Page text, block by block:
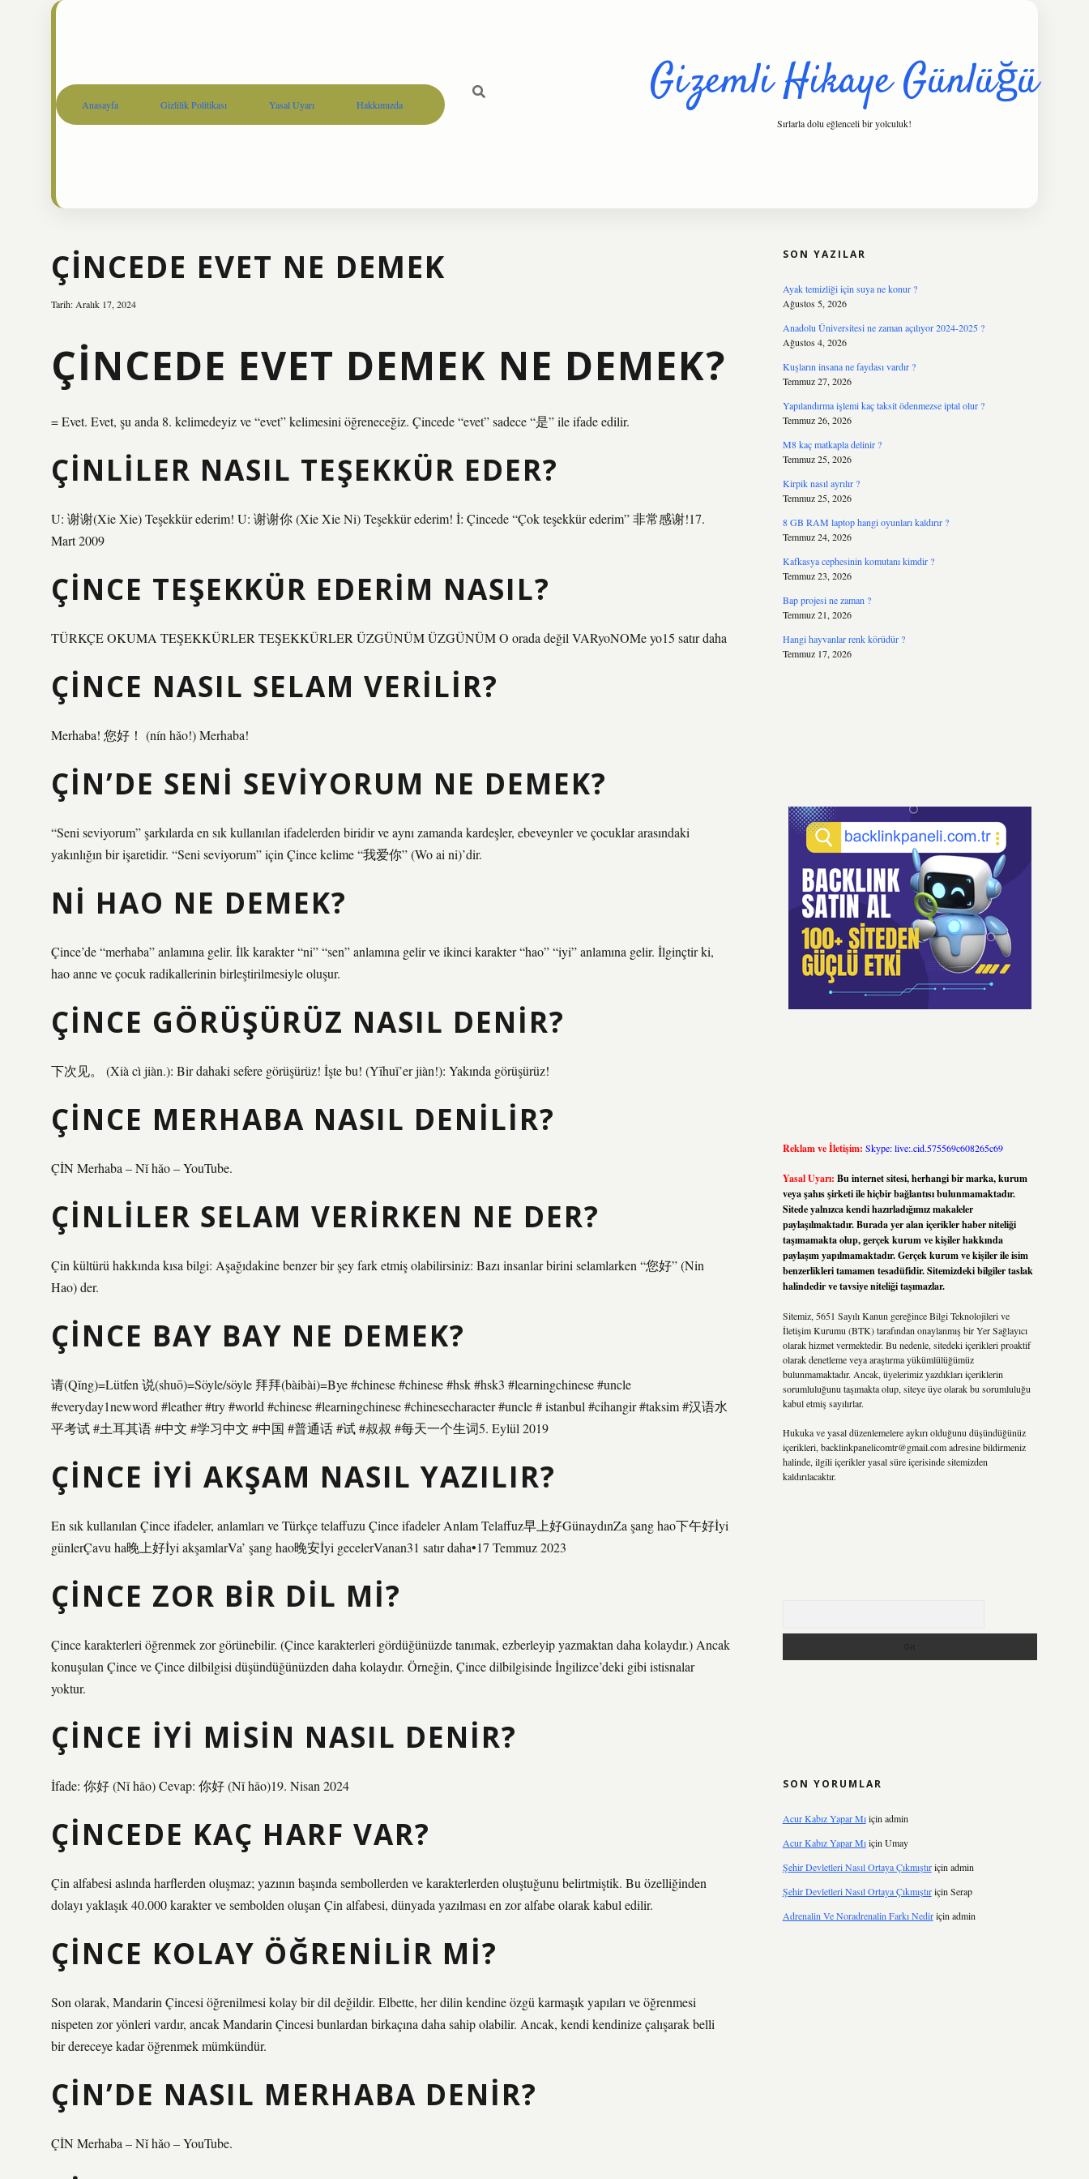
Anasayfa Gizlilik Politikası Yasal Uyarı Hakkımızda Gizemli Hikaye Günlüğü
Sırlarla dolu eğlenceli bir yolculuk!
ÇINCEDE EVET NE DEMEK
Tarih: Aralık 17, 2024
ÇINCEDE EVET DEMEK NE DEMEK?
= Evet. Evet, şu anda 8. kelimedeyiz ve “evet” kelimesini öğreneceğiz. Çincede “evet” sadece “是” ile ifade edilir.
ÇINLILER NASIL TEŞEKKÜR EDER?
U: 谢谢(Xie Xie) Teşekkür ederim! U: 谢谢你 (Xie Xie Ni) Teşekkür ederim! İ: Çincede “Çok teşekkür ederim” 非常感谢!17.
Mart 2009
ÇINCE TEŞEKKÜR EDERIM NASIL?
TÜRKÇE OKUMA TEŞEKKÜRLER TEŞEKKÜRLER ÜZGÜNÜM ÜZGÜNÜM O orada değil VARyoNOMe yo15 satır daha
ÇINCE NASIL SELAM VERILIR?
Merhaba! 您好！ (nín hǎo!) Merhaba!
ÇIN’DE SENI SEVIYORUM NE DEMEK?
“Seni seviyorum” şarkılarda en sık kullanılan ifadelerden biridir ve aynı zamanda kardeşler, ebeveynler ve çocuklar arasındaki
yakınlığın bir işaretidir. “Seni seviyorum” için Çince kelime “我爱你” (Wo ai ni)’dir.
NI HAO NE DEMEK?
Çince’de “merhaba” anlamına gelir. İlk karakter “ni” “sen” anlamına gelir ve ikinci karakter “hao” “iyi” anlamına gelir. İlginçtir ki,
hao anne ve çocuk radikallerinin birleştirilmesiyle oluşur.
ÇINCE GÖRÜŞÜRÜZ NASIL DENIR?
下次见。 (Xià cì jiàn.): Bir dahaki sefere görüşürüz! İşte bu! (Yīhuǐ’er jiàn!): Yakında görüşürüz!
ÇINCE MERHABA NASIL DENILIR?
ÇİN Merhaba – Nǐ hǎo – YouTube.
ÇINLILER SELAM VERIRKEN NE DER?
Çin kültürü hakkında kısa bilgi: Aşağıdakine benzer bir şey fark etmiş olabilirsiniz: Bazı insanlar birini selamlarken “您好” (Nin
Hao) der.
ÇINCE BAY BAY NE DEMEK?
请(Qǐng)=Lütfen 说(shuō)=Söyle/söyle 拜拜(bàibài)=Bye #chinese #chinese #hsk #hsk3 #learningchinese #uncle
#everyday1newword #leather #try #world #chinese #learningchinese #chinesecharacter #uncle # istanbul #cihangir #taksim #汉语水
平考试 #土耳其语 #中文 #学习中文 #中国 #普通话 #试 #叔叔 #每天一个生词5. Eylül 2019
ÇINCE IYI AKŞAM NASIL YAZILIR?
En sık kullanılan Çince ifadeler, anlamları ve Türkçe telaffuzu Çince ifadeler Anlam Telaffuz早上好GünaydınZa şang hao下午好İyi
günlerÇavu ha晚上好İyi akşamlarVa’ şang hao晚安İyi gecelerVanan31 satır daha•17 Temmuz 2023
ÇINCE ZOR BIR DIL MI?
Çince karakterleri öğrenmek zor görünebilir. (Çince karakterleri gördüğünüzde tanımak, ezberleyip yazmaktan daha kolaydır.) Ancak
konuşulan Çince ve Çince dilbilgisi düşündüğünüzden daha kolaydır. Örneğin, Çince dilbilgisinde İngilizce’deki gibi istisnalar
yoktur.
ÇINCE IYI MISIN NASIL DENIR?
İfade: 你好 (Nǐ hǎo) Cevap: 你好 (Nǐ hǎo)19. Nisan 2024
ÇINCEDE KAÇ HARF VAR?
Çin alfabesi aslında harflerden oluşmaz; yazının başında sembollerden ve karakterlerden oluştuğunu belirtmiştik. Bu özelliğinden
dolayı yaklaşık 40.000 karakter ve sembolden oluşan Çin alfabesi, dünyada yazılması en zor alfabe olarak kabul edilir.
ÇINCE KOLAY ÖĞRENILIR MI?
Son olarak, Mandarin Çincesi öğrenilmesi kolay bir dil değildir. Elbette, her dilin kendine özgü karmaşık yapıları ve öğrenmesi
nispeten zor yönleri vardır, ancak Mandarin Çincesi bunlardan birkaçına daha sahip olabilir. Ancak, kendi kendinize çalışarak belli
bir dereceye kadar öğrenmek mümkündür.
ÇIN’DE NASIL MERHABA DENIR?
ÇİN Merhaba – Nǐ hǎo – YouTube.
SON YAZILAR
Ayak temizliği için suya ne konur ?
Ağustos 5, 2026
Anadolu Üniversitesi ne zaman açılıyor 2024-2025 ?
Ağustos 4, 2026
Kuşların insana ne faydası vardır ?
Temmuz 27, 2026
Yapılandırma işlemi kaç taksit ödenmezse iptal olur ?
Temmuz 26, 2026
M8 kaç matkapla delinir ?
Temmuz 25, 2026
Kirpik nasıl ayrılır ?
Temmuz 25, 2026
8 GB RAM laptop hangi oyunları kaldırır ?
Temmuz 24, 2026
Kafkasya cephesinin komutanı kimdir ?
Temmuz 23, 2026
Bap projesi ne zaman ?
Temmuz 21, 2026
Hangi hayvanlar renk körüdür ?
Temmuz 17, 2026
Reklam ve İletişim: Skype: live:.cid.575569c608265c69
Yasal Uyarı: Bu internet sitesi, herhangi bir marka, kurum
veya şahıs şirketi ile hiçbir bağlantısı bulunmamaktadır.
Sitede yalnızca kendi hazırladığımız makaleler
paylaşılmaktadır. Burada yer alan içerikler haber niteliği
taşımamakta olup, gerçek kurum ve kişiler hakkında
paylaşım yapılmamaktadır. Gerçek kurum ve kişiler ile isim
benzerlikleri tamamen tesadüfidir. Sitemizdeki bilgiler taslak
halindedir ve tavsiye niteliği taşımazlar.
Sitemiz, 5651 Sayılı Kanun gereğince Bilgi Teknolojileri ve
İletişim Kurumu (BTK) tarafından onaylanmış bir Yer Sağlayıcı
olarak hizmet vermektedir. Bu nedenle, sitedeki içerikleri proaktif
olarak denetleme veya araştırma yükümlülüğümüz
bulunmamaktadır. Ancak, üyelerimiz yazdıkları içeriklerin
sorumluluğunu taşımakta olup, siteye üye olarak bu sorumluluğu
kabul etmiş sayılırlar.
Hukuka ve yasal düzenlemelere aykırı olduğunu düşündüğünüz
içerikleri, backlinkpanelicomtr@gmail.comadresine bildirmeniz
halinde, ilgili içerikler yasal süre içerisinde sitemizden
kaldırılacaktır.
SON YORUMLAR
Acur Kabız Yapar Mıiçin admin
Acur Kabız Yapar Mıiçin Umay
Şehir Devletleri Nasıl Ortaya Çıkmıştıriçin admin
Şehir Devletleri Nasıl Ortaya Çıkmıştıriçin Serap
Adrenalin Ve Noradrenalin Farkı Nediriçin admin